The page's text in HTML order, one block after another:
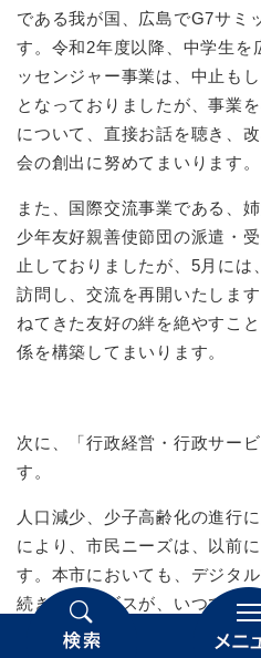
である我が国、広島でG7サミ
す。令和2年度以降、中学生を
ッセンジャー事業は、中止も
となっておりましたが、事業
について、直接お話を聴き、
会の創出に努めてまいります。
また、国際交流事業である、
少年友好親善使節団の派遣・
止しておりましたが、5月に
訪問し、交流を再開いたしま
ねてきた友好の絆を絶やすこ
係を構築してまいります。
次に、「行政経営・行政サー
す。
人口減少、少子高齢化の進行
により、市民ニーズは、以前
す。本市においても、デジタ
続きやサービスが、いつでも
ができる利便性の高いサービ